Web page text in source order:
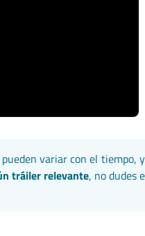
variar con el tiempo,
tráiler relevante, no dudes